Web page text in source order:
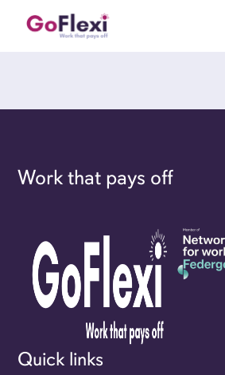
Work that pays off
Quick links